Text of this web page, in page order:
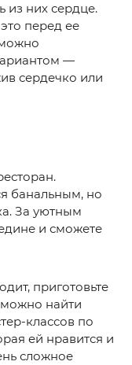
из них сердце.
перед ее
—
сердечко или
банальным, но
За уютным
и сможете
приготовьте
найти
классов по
ей нравится и
сложное